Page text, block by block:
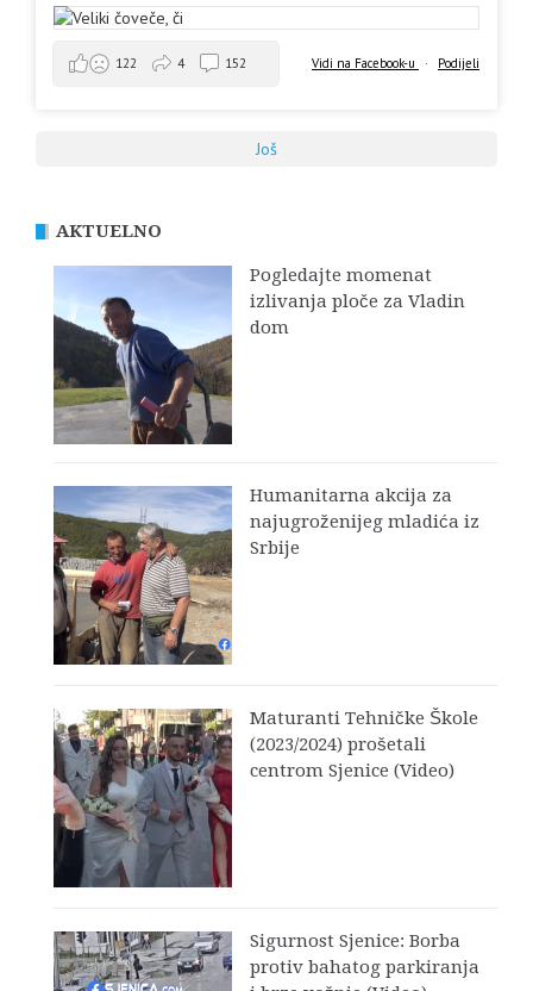
Vidi na Facebook-u · Podijeli
122 4 152
Još
AKTUELNO
Pogledajte momenat
izlivanja ploče za Vladin
dom
Humanitarna akcija za
najugroženijeg mladića iz
Srbije
Maturanti Tehničke Škole
(2023/2024) prošetali
centrom Sjenice (Video)
Sigurnost Sjenice: Borba
protiv bahatog parkiranja